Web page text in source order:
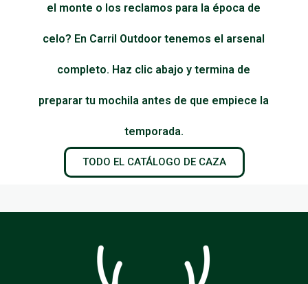
el monte o los reclamos para la época de
celo? En Carril Outdoor tenemos el arsenal
completo. Haz clic abajo y termina de
preparar tu mochila antes de que empiece la
temporada.
TODO EL CATÁLOGO DE CAZA